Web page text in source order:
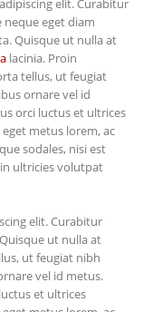
elit. Curabitur
neque eget diam
Quisque ut nulla at
lacinia. Proin
tellus, ut feugiat
ornare vel id
orci luctus et ultrices
metus lorem, ac
sodales, nisi est
ultricies volutpat
elit. Curabitur
ut nulla at
ut feugiat nibh
vel id metus.
et ultrices